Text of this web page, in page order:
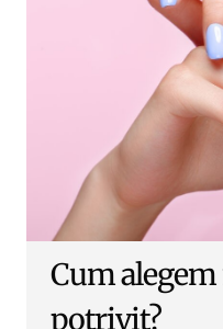
Cum
potrivit?